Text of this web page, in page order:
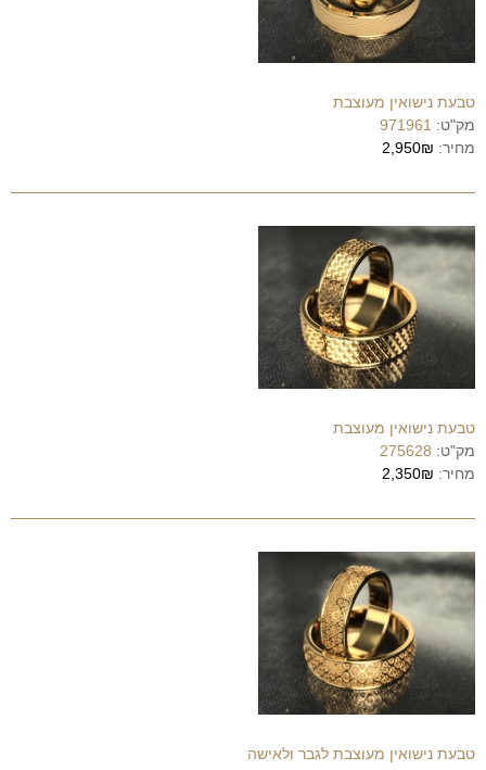
טבעת נישואין מעוצבת
מק"ט: 971961
מחיר: 2,950₪
טבעת נישואין מעוצבת
מק"ט: 275628
מחיר: 2,350₪
טבעת נישואין מעוצבת לגבר ולאישה